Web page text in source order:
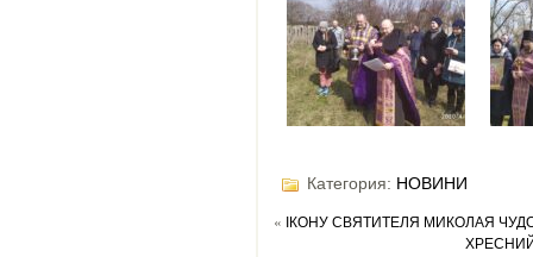
Категория: НОВИНИ
« ІКОНУ СВЯТИТЕЛЯ МИКОЛАЯ